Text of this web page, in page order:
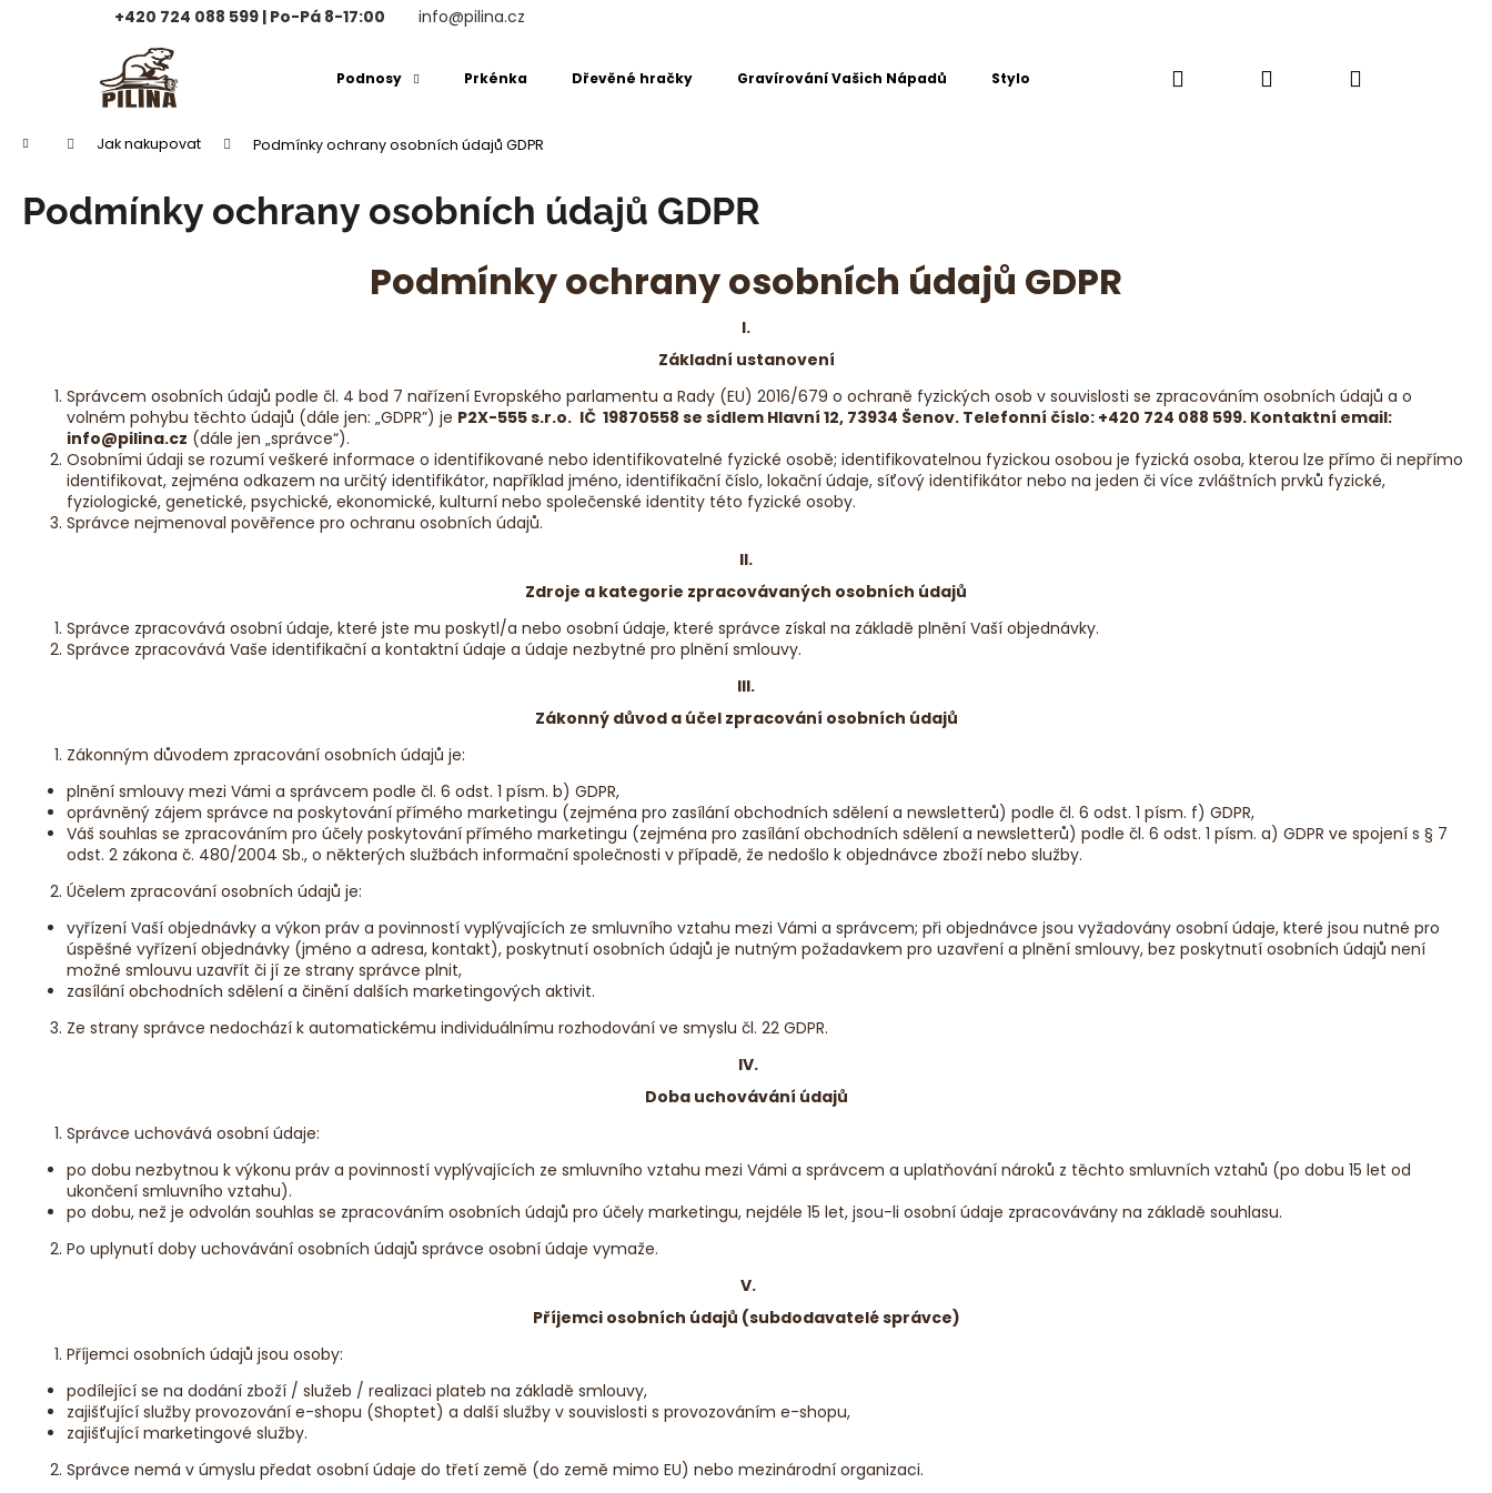
+420 724 088 599 | Po-Pá 8-17:00 info@pilina.cz
Podnosy Prkénka Dřevěné hračky Gravírování Vašich Nápadů Stylová Kuchyň Hledat PřihlášeníNákupní
Domů Jak nakupovat Podmínky ochrany osobních údajů GDPR
Podmínky ochrany osobních údajů GDPR
Podmínky ochrany osobních údajů GDPR
I.
Základní ustanovení
Správcem osobních údajů podle čl. 4 bod 7 nařízení Evropského parlamentu a Rady (EU) 2016/679 o ochraně fyzických osob v souvislosti se zpracováním osobních údajů a o
volném pohybu těchto údajů (dále jen: „GDPR”) je P2X-555 s.r.o. IČ 19870558 se sídlem Hlavní 12, 73934 Šenov. Telefonní číslo: +420 724 088 599. Kontaktní email:
info@pilina.cz (dále jen „správce“).
Osobními údaji se rozumí veškeré informace o identifikované nebo identifikovatelné fyzické osobě; identifikovatelnou fyzickou osobou je fyzická osoba, kterou lze přímo či nepřímo
identifikovat, zejména odkazem na určitý identifikátor, například jméno, identifikační číslo, lokační údaje, síťový identifikátor nebo na jeden či více zvláštních prvků fyzické,
fyziologické, genetické, psychické, ekonomické, kulturní nebo společenské identity této fyzické osoby.
Správce nejmenoval pověřence pro ochranu osobních údajů.
II.
Zdroje a kategorie zpracovávaných osobních údajů
Správce zpracovává osobní údaje, které jste mu poskytl/a nebo osobní údaje, které správce získal na základě plnění Vaší objednávky.
Správce zpracovává Vaše identifikační a kontaktní údaje a údaje nezbytné pro plnění smlouvy.
III.
Zákonný důvod a účel zpracování osobních údajů
Zákonným důvodem zpracování osobních údajů je:
plnění smlouvy mezi Vámi a správcem podle čl. 6 odst. 1 písm. b) GDPR,
oprávněný zájem správce na poskytování přímého marketingu (zejména pro zasílání obchodních sdělení a newsletterů) podle čl. 6 odst. 1 písm. f) GDPR,
Váš souhlas se zpracováním pro účely poskytování přímého marketingu (zejména pro zasílání obchodních sdělení a newsletterů) podle čl. 6 odst. 1 písm. a) GDPR ve spojení s § 7
odst. 2 zákona č. 480/2004 Sb., o některých službách informační společnosti v případě, že nedošlo k objednávce zboží nebo služby.
Účelem zpracování osobních údajů je:
vyřízení Vaší objednávky a výkon práv a povinností vyplývajících ze smluvního vztahu mezi Vámi a správcem; při objednávce jsou vyžadovány osobní údaje, které jsou nutné pro
úspěšné vyřízení objednávky (jméno a adresa, kontakt), poskytnutí osobních údajů je nutným požadavkem pro uzavření a plnění smlouvy, bez poskytnutí osobních údajů není
možné smlouvu uzavřít či jí ze strany správce plnit,
zasílání obchodních sdělení a činění dalších marketingových aktivit.
Ze strany správce nedochází k automatickému individuálnímu rozhodování ve smyslu čl. 22 GDPR.
IV.
Doba uchovávání údajů
Správce uchovává osobní údaje:
po dobu nezbytnou k výkonu práv a povinností vyplývajících ze smluvního vztahu mezi Vámi a správcem a uplatňování nároků z těchto smluvních vztahů (po dobu 15 let od
ukončení smluvního vztahu).
po dobu, než je odvolán souhlas se zpracováním osobních údajů pro účely marketingu, nejdéle 15 let, jsou-li osobní údaje zpracovávány na základě souhlasu.
Po uplynutí doby uchovávání osobních údajů správce osobní údaje vymaže.
V.
Příjemci osobních údajů (subdodavatelé správce)
Příjemci osobních údajů jsou osoby:
podílející se na dodání zboží / služeb / realizaci plateb na základě smlouvy,
zajišťující služby provozování e-shopu (Shoptet) a další služby v souvislosti s provozováním e-shopu,
zajišťující marketingové služby.
Správce nemá v úmyslu předat osobní údaje do třetí země (do země mimo EU) nebo mezinárodní organizaci.
Doporučujeme
DŘEVĚNÁ HRAČKA VLÁČEKDŘEVĚNÁ
HRAČKA VLÁČEK
MASIVNÍ DŘEVĚNÝ KAMION S VLEČKOU
450 Kč